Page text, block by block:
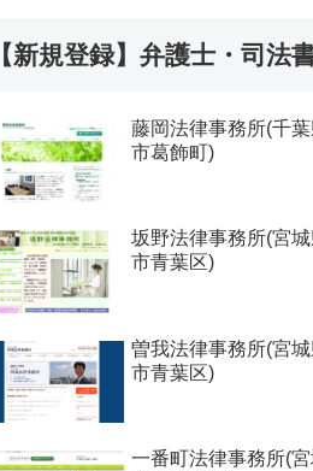
【新規登録】弁護士・司法
藤岡法律事務所(千
市葛飾町)
坂野法律事務所(宮
市青葉区)
曽我法律事務所(宮
市青葉区)
一番町法律事務所(